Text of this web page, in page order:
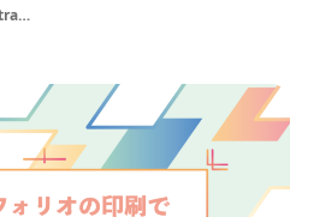
ンツールノウハウデザイン